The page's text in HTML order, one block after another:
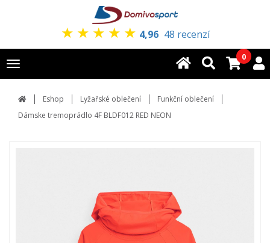
★ ★ ★ ★ ★ 4,96 48 recenzí
Toggle
navigation
0
Eshop Lyžařské oblečení
Funkční oblečení
Dámske tremoprádlo 4F BLDF012 RED NEON